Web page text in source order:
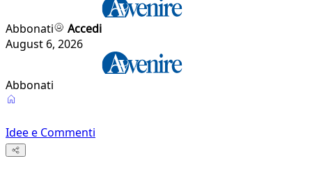
Abbonati
Accedi
August 6, 2026
Abbonati
Idee e Commenti